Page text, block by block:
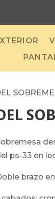
ps-33 en
doble brazo